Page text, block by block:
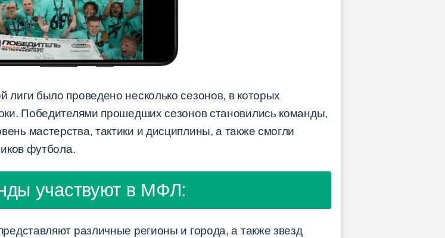
было проведено несколько сезонов, в которых
Победителями прошедших сезонов становились команды,
мастерства, тактики и дисциплины, а также смогли
футбола.
участвуют в МФЛ:
различные регионы и города, а также звезд